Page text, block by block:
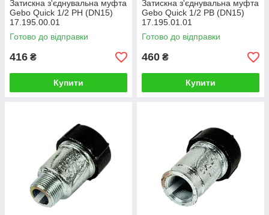
Затискна з'єднувальна муфта
Gebo Quick 1/2 РН (DN15)
17.195.00.01
Готово до відправки
416 ₴
Купити
Затискна з'єднувальна муфта
Gebo Quick 1/2 РВ (DN15)
17.195.01.01
Готово до відправки
460 ₴
Купити